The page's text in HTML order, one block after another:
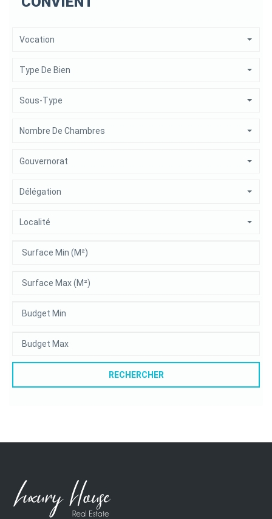
Vocation
Type De Bien
Sous-Type
Nombre De Chambres
Gouvernorat
Délégation
Localité
RECHERCHER